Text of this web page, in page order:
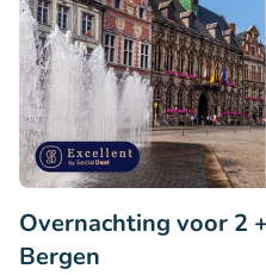
Overnachting voor 2
Bergen